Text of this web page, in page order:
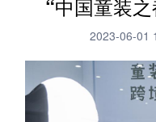
学习进行时 高层
财经
台湾 思客智
科技 科创
“中国童装
2023-06-01